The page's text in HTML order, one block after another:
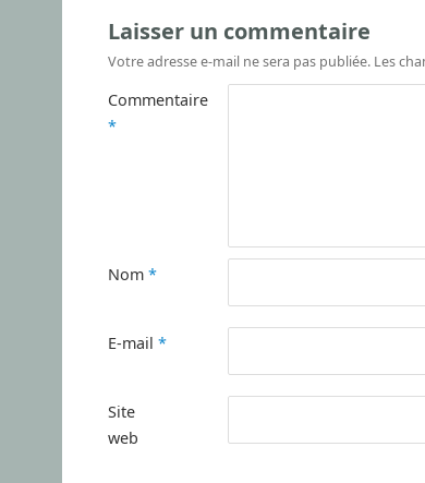
Laisser un commentaire
Votre adresse e-mail ne sera pas publiée. Les
Commentaire
*
Nom *
E-mail *
Site
web